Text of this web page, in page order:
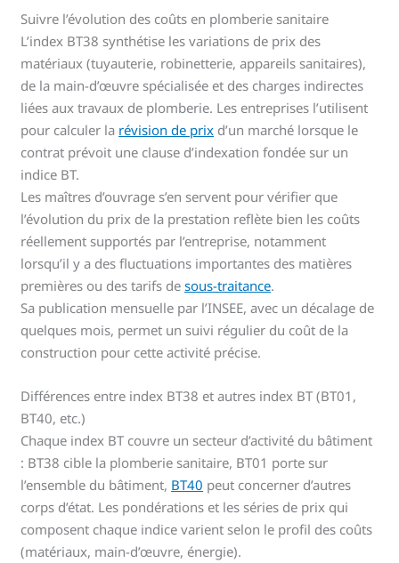
Suivre l’évolution des coûts en plomberie sanitaire
L’index BT38 synthétise les variations de prix des
matériaux (tuyauterie, robinetterie, appareils sanitaires),
de la main-d’œuvre spécialisée et des charges indirectes
liées aux travaux de plomberie. Les entreprises l’utilisent
pour calculer la révision de prix d’un marché lorsque le
contrat prévoit une clause d’indexation fondée sur un
indice BT.
Les maîtres d’ouvrage s’en servent pour vérifier que
l’évolution du prix de la prestation reflète bien les coûts
réellement supportés par l’entreprise, notamment
lorsqu’il y a des fluctuations importantes des matières
premières ou des tarifs desous-traitance.
Sa publication mensuelle par l’INSEE, avec un décalage de
quelques mois, permet un suivi régulier du coût de la
construction pour cette activité précise.
Différences entre index BT38 et autres index BT (BT01,
BT40, etc.)
Chaque index BT couvre un secteur d’activité du bâtiment
: BT38 cible la plomberie sanitaire, BT01 porte sur
l’ensemble du bâtiment, BT40 peut concerner d’autres
corps d’état. Les pondérations et les séries de prix qui
composent chaque indice varient selon le profil des coûts
(matériaux, main-d’œuvre, énergie).